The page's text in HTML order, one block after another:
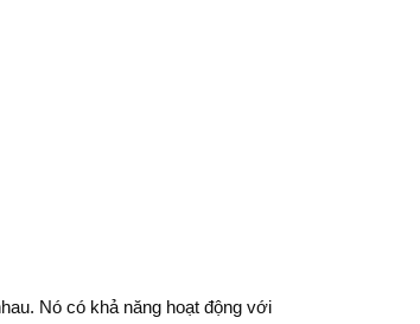
Nó có khả năng hoạt động với